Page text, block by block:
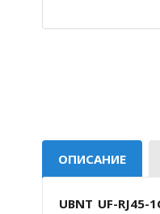
ОПИСАНИЕ
UBNT UF-RJ45-